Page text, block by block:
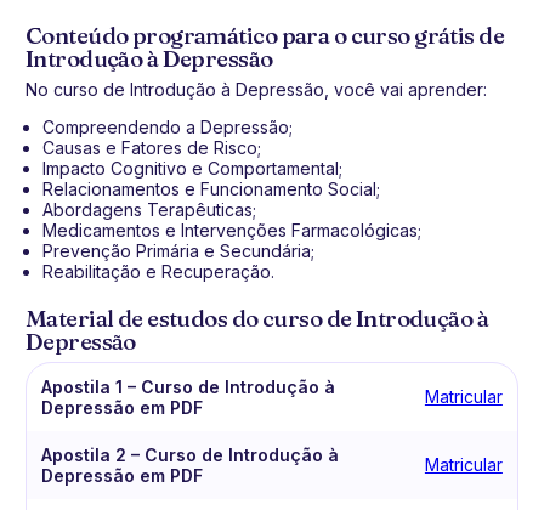
Conteúdo programático para o curso grátis de
Introdução à Depressão
No curso de Introdução à Depressão, você vai aprender:
Compreendendo a Depressão;
Causas e Fatores de Risco;
Impacto Cognitivo e Comportamental;
Relacionamentos e Funcionamento Social;
Abordagens Terapêuticas;
Medicamentos e Intervenções Farmacológicas;
Prevenção Primária e Secundária;
Reabilitação e Recuperação.
Material de estudos do curso de Introdução à
Depressão
Apostila 1 – Curso de Introdução à
Depressão em PDF
Matricular
Apostila 2 – Curso de Introdução à
Depressão em PDF
Matricular